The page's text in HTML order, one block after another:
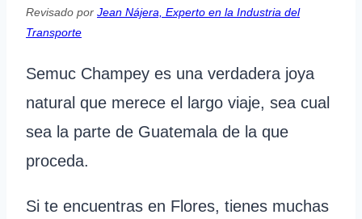
Revisado por Jean Nájera, Experto en la Industria del
Transporte
Semuc Champey es una verdadera joya
natural que merece el largo viaje, sea cual
sea la parte de Guatemala de la que
proceda.
Si te encuentras en Flores, tienes muchas